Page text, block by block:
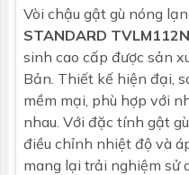
Vòi chậu gật gù nóng
STANDARD
sinh cao cấp được sản
Bản. Thiết kế hiện đại,
mềm mại, phù hợp với
nhau. Với đặc tính gật
điều chỉnh nhiệt độ và
mang lại trải nghiệm sử